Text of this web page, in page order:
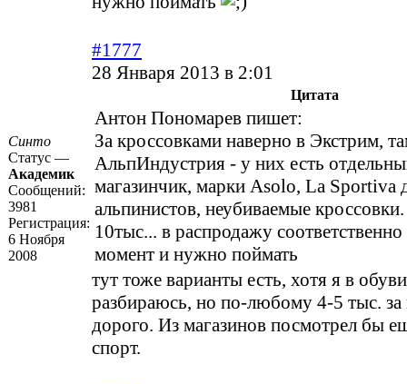
Синто
Статус —
Академик
Сообщений:
3981
Регистрация:
6 Ноября
2008
#1777
28 Января 2013 в 2:01
Цитата
Антон Пономарев пишет:
За кроссовками наверно в Экстрим,
АльпИндустрия - у них есть
магазинчик, марки Asolo, La Sportiva
альпинистов, неубиваемые
10тыс... в распродажу
момент и нужно поймать
тут тоже варианты есть, хотя я в
разбираюсь, но по-любому 4-5 тыс. за
дорого. Из магазинов посмотрел бы
спорт.